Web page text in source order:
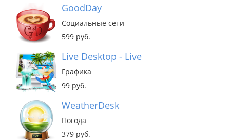
GoodDay
Социальные сети
599 руб.
Live Desktop - Live Wallpapers
Графика
99 руб.
WeatherDesk
Погода
379 руб.